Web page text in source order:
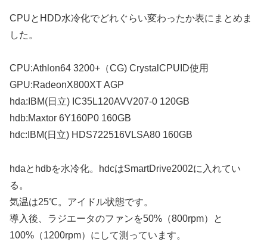
CPUとHDD水冷化でどれぐらい変わったか表にまとめま
した。
CPU:Athlon64 3200+（CG) CrystalCPUID使用
GPU:RadeonX800XT AGP
hda:IBM(日立) IC35L120AVV207-0 120GB
hdb:Maxtor 6Y160P0 160GB
hdc:IBM(日立) HDS722516VLSA80 160GB
hdaとhdbを水冷化。hdcはSmartDrive2002に入れてい
る。
気温は25℃。アイドル状態です。
導入後、ラジエータのファンを50%（800rpm）と
100%（1200rpm）にして測っています。